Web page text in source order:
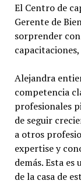
El Centro de
Gerente de
sorprender
Alejandra
competencia
profesionales
de seguir
a otros
expertise y
demás. Esta
de la casa de